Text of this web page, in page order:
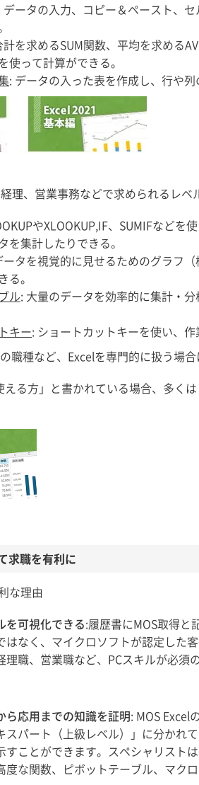
データの入力、コピー＆ペースト、
計を求めるSUM関数、平均を求める
使って計算ができる。
: データの入った表を作成し、行や
理、営業事務などで求められるレベ
やXLOOKUP,IF、SUMIFなど
を集計したりできる。
ータを視覚的に見せるためのグラフ
る。
ル: 大量のデータを効率的に集計・
キー: ショートカットキーを使い、作
職種など、Excelを専門的に扱う場
える方」と書かれている場合、多く
求職を有利に
な理由
を可視化できる:履歴書にMOS取得と
はなく、マイクロソフトが認定した
理職、営業職など、PCスキルが必須
ら応用までの知識を証明: MOS Excel
スパート（上級レベル）」に分かれ
すことができます。スペシャリスト
度な関数、ピボットテーブル、マク